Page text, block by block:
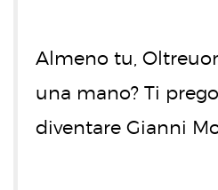
Almeno tu,
una mano? Ti
diventare Gianni